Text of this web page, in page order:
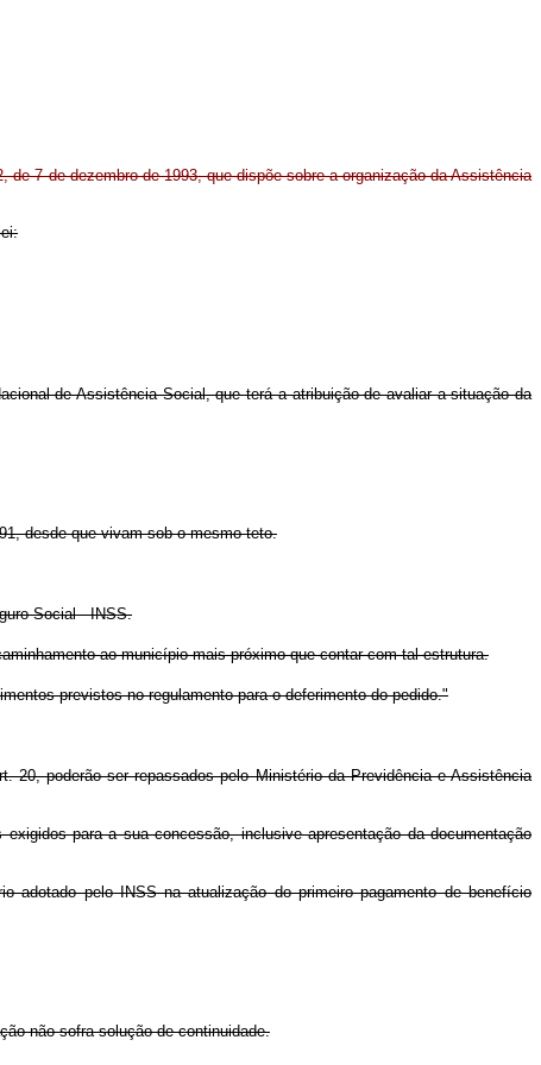
de 7 de dezembro de 1993, que dispõe sobre a organização da Assistência
de Assistência Social, que terá a atribuição de avaliar a situação da
desde que vivam sob o mesmo teto.
Social - INSS.
ao município mais próximo que contar com tal estrutura.
previstos no regulamento para o deferimento do pedido."
20, poderão ser repassados pelo Ministério da Previdência e Assistência
para a sua concessão, inclusive apresentação da documentação
adotado pelo INSS na atualização do primeiro pagamento de benefício
não sofra solução de continuidade.